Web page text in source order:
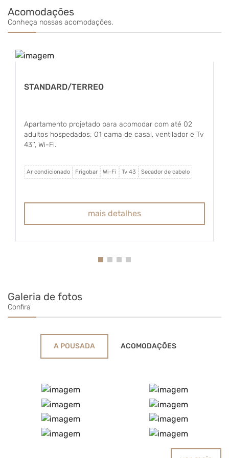
Acomodações
Conheça nossas acomodações.
STANDARD/TERREO
Apartamento projetado para acomodar com até 02
adultos hospedados; 01 cama de casal, ventilador e Tv
43’’, Wi-Fi.
Ar condicionado Frigobar Wi-Fi Tv 43 Secador de cabelo
mais detalhes
Galeria de fotos
Confira
A POUSADA ACOMODAÇÕES